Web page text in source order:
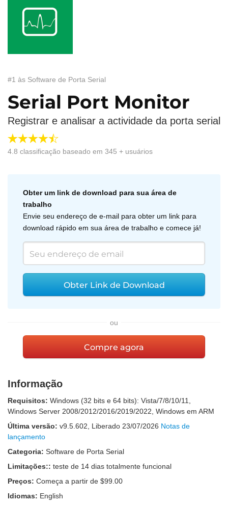
#1 às Software de Porta Serial
Serial Port Monitor
Registrar e analisar a actividade da porta serial
4.8 classificação baseado em 345 + usuários
Obter um link de download para sua área de
trabalho
Envie seu endereço de e-mail para obter um link para
download rápido em sua área de trabalho e comece já!
Obter Link de Download
ou
Compre agora
Informação
Requisitos: Windows (32 bits e 64 bits): Vista/7/8/10/11,
Windows Server 2008/2012/2016/2019/2022, Windows em ARM
Última versão: v9.5.602 , Liberado 23/07/2026 Notas de
lançamento
Categoria: Software de Porta Serial
Limitações:: teste de 14 dias totalmente funcional
Preços: Começa a partir de $99.00
Idiomas: English